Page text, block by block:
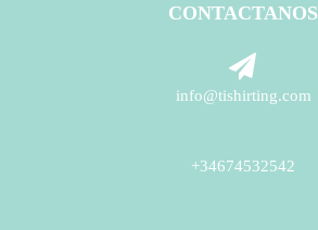
CONTACTANOS
info@tishirting.com
+34674532542